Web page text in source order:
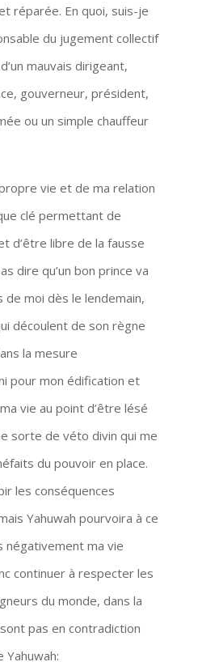
réparée. En quoi, suis-je
du jugement collectif
mauvais dirigeant,
gouverneur, président,
ou un simple chauffeur
vie et de ma relation
clé permettant de
d’être libre de la fausse
dire qu’un bon prince va
moi dès le lendemain,
découlent de son règne
la mesure
pour mon édification et
vie au point d’être lésé
sorte de véto divin qui me
du pouvoir en place.
les conséquences
Yahuwah pourvoira à ce
négativement ma vie
continuer à respecter les
du monde, dans la
pas en contradiction